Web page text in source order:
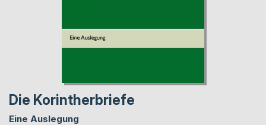
Die Korintherbriefe
Eine Auslegung